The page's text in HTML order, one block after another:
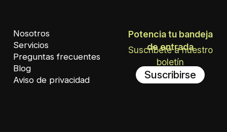
Nosotros
Servicios
Preguntas frecuentes
Blog
Aviso de privacidad
Potencia tu bandeja
de entrada
Suscríbete a nuestro
boletín
Suscribirse